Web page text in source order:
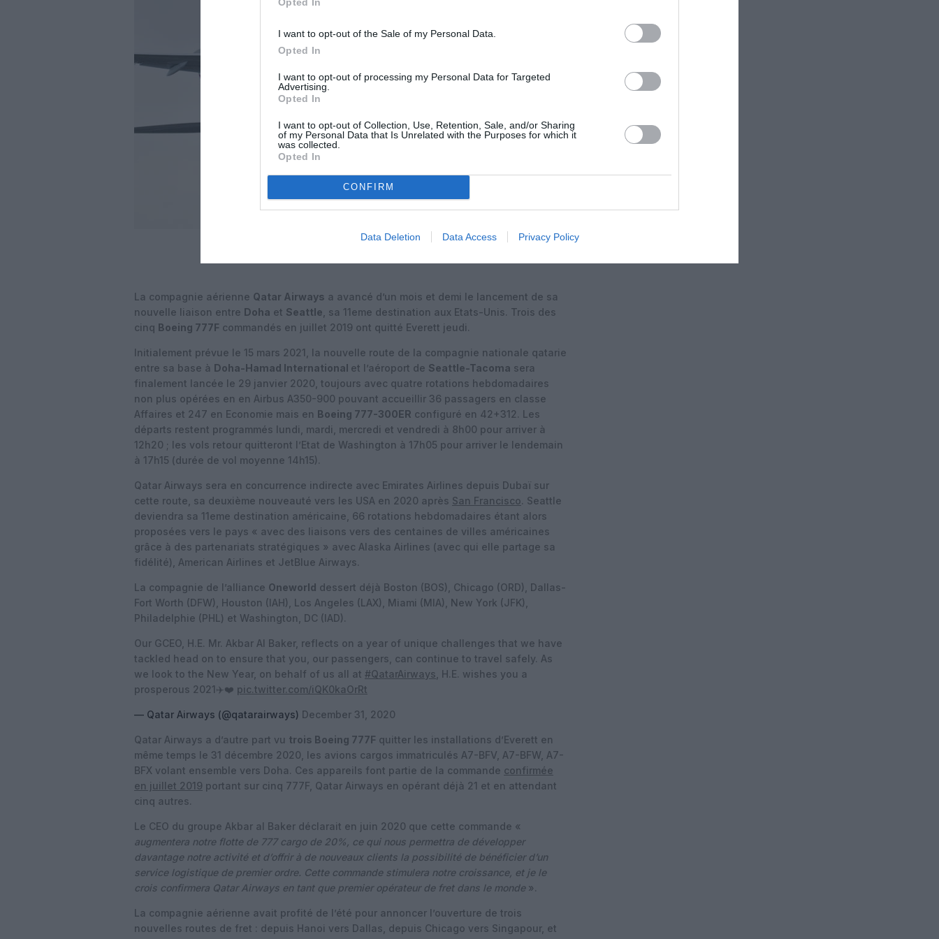
I want to opt-out of the Sale of my Personal Data.
Opted In
I want to opt-out of processing my Personal Data for Targeted
Advertising.
Opted In
I want to opt-out of Collection, Use, Retention, Sale, and/or Sharing
of my Personal Data that Is Unrelated with the Purposes for which it
was collected.
Opted In
CONFIRM
Data Deletion Data Access Privacy Policy
La compagnie aérienne Qatar Airways a avancé d’un mois et demi le lancement de sa
nouvelle liaison entre Doha et Seattle , sa 11eme destination aux Etats-Unis. Trois des
cinq Boeing 777F commandés en juillet 2019 ont quitté Everett jeudi.
Initialement prévue le 15 mars 2021, la nouvelle route de la compagnie nationale qatarie
entre sa base à Doha-Hamad International et l’aéroport de Seattle-Tacoma sera
finalement lancée le 29 janvier 2020, toujours avec quatre rotations hebdomadaires
non plus opérées en en Airbus A350-900 pouvant accueillir 36 passagers en classe
Affaires et 247 en Economie mais en Boeing 777-300ER configuré en 42+312. Les
départs restent programmés lundi, mardi, mercredi et vendredi à 8h00 pour arriver à
12h20 ; les vols retour quitteront l’Etat de Washington à 17h05 pour arriver le lendemain
à 17h15 (durée de vol moyenne 14h15).
Qatar Airways sera en concurrence indirecte avec Emirates Airlines depuis Dubaï sur
cette route, sa deuxième nouveauté vers les USA en 2020 après San Francisco. Seattle
deviendra sa 11eme destination américaine, 66 rotations hebdomadaires étant alors
proposées vers le pays « avec des liaisons vers des centaines de villes américaines
grâce à des partenariats stratégiques » avec Alaska Airlines (avec qui elle partage sa
fidélité), American Airlines et JetBlue Airways.
La compagnie de l’alliance Oneworld dessert déjà Boston (BOS), Chicago (ORD), Dallas-
Fort Worth (DFW), Houston (IAH), Los Angeles (LAX), Miami (MIA), New York (JFK),
Philadelphie (PHL) et Washington, DC (IAD).
Our GCEO, H.E. Mr. Akbar Al Baker, reflects on a year of unique challenges that we have
tackled head on to ensure that you, our passengers, can continue to travel safely. As
we look to the New Year, on behalf of us all at #QatarAirways , H.E. wishes you a
prosperous 2021✈️❤️ pic.twitter.com/iQK0kaOrRt
— Qatar Airways (@qatarairways) December 31, 2020
Qatar Airways a d’autre part vu trois Boeing 777F quitter les installations d’Everett en
même temps le 31 décembre 2020, les avions cargos immatriculés A7-BFV, A7-BFW, A7-
BFX volant ensemble vers Doha. Ces appareils font partie de la commande confirmée
en juillet 2019 portant sur cinq 777F, Qatar Airways en opérant déjà 21 et en attendant
cinq autres.
Le CEO du groupe Akbar al Baker déclarait en juin 2020 que cette commande «
augmentera notre flotte de 777 cargo de 20%, ce qui nous permettra de développer
davantage notre activité et d’offrir à de nouveaux clients la possibilité de bénéficier d’un
service logistique de premier ordre. Cette commande stimulera notre croissance, et je le
crois confirmera Qatar Airways en tant que premier opérateur de fret dans le monde ».
La compagnie aérienne avait profité de l’été pour annoncer l’ouverture de trois
nouvelles routes de fret : depuis Hanoi vers Dallas, depuis Chicago vers Singapour, et